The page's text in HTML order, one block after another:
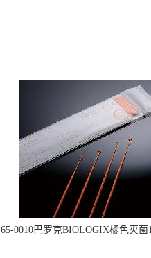
65-0010巴罗克BIOLOGIX橘色灭菌